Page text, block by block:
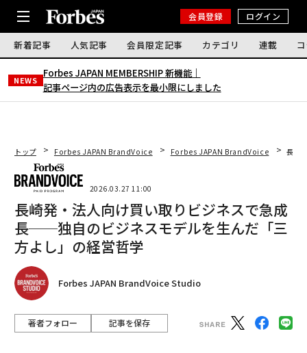
会員登録 ログイン
新着記事 人気記事 会員限定記事 カテゴリ 連載
NEWS
Forbes JAPAN MEMBERSHIP 新機能｜
記事ページ内の広告表示を最小限にしました
トップ Forbes JAPAN BrandVoice Forbes JAPAN BrandVoice 長崎
2026.03.27 11:00
長崎発・法人向け買い取りビジネスで急成
長──独自のビジネスモデルを生んだ「三
方よし」の経営哲学
Forbes JAPAN BrandVoice Studio
著者フォロー 記事を保存